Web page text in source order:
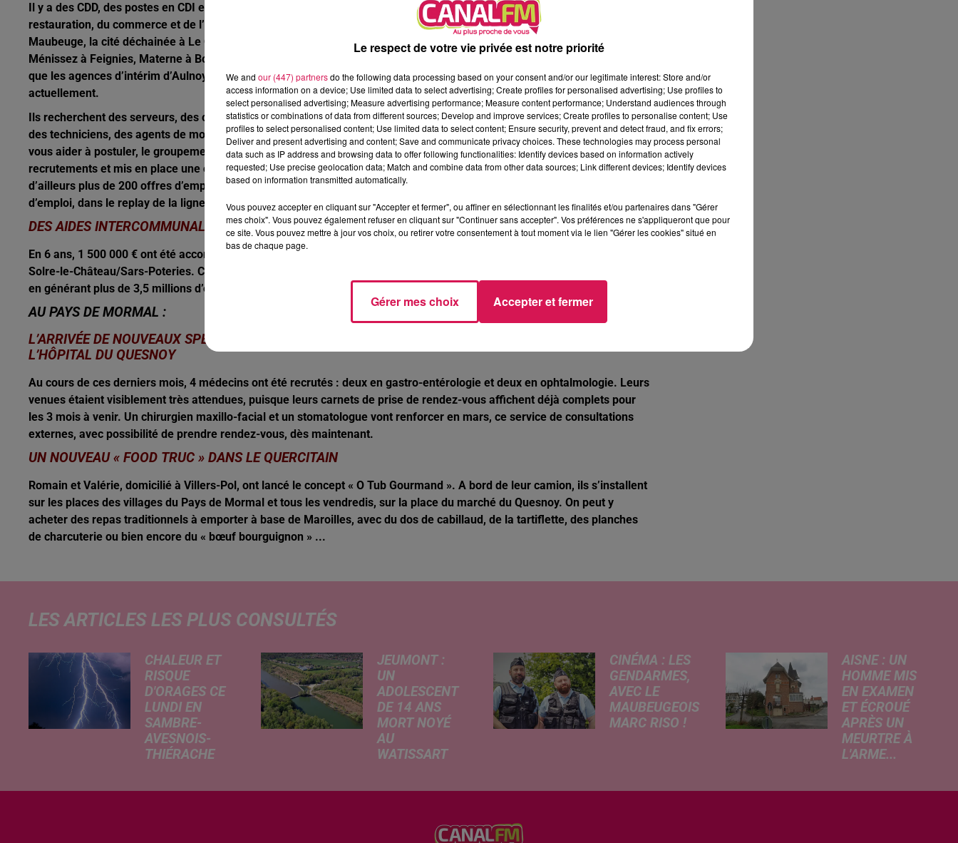
Il y a des CDD, des postes en CDI et de l’intérim dans tous les domaines, en particulier, dans les secteurs de la
restauration, du commerce et de l’industrie. Les enseignes Babou, Intersport Hautmont, les friteries de Paris à
Maubeuge, la cité déchainée à Le Quesnoy, Les centres de loisirs de Maubeuge, Le pavé de sars à Sars-Poteries, MCA,
Ménissez à Feignies, Materne à Boué, David à Guise, une entreprise d’emballage à Hirson, Eurocave à Fourmies, ainsi
que les agences d’intérim d’Aulnoye, de Maubeuge, d’Avesnes, de Fourmies, d’Hirson ou celles de Vervins recrutent
actuellement.
Ils recherchent des serveurs, des cuisiniers, des vendeurs, des tourneurs, des animateurs, des employés de logistique,
des techniciens, des agents de montage, des peintres, des couvreurs, des soudeurs et bien d’autres profils encore… Pour
vous aider à postuler, le groupement « Réussir en Sambre-Avesnois », qui accompagne les entreprises dans leurs
recrutements et mis en place une cellule de préparation des candidats. Chaque semaine, cette structure propose
d’ailleurs plus de 200 offres d’emploi à pourvoir immédiatement. Vous pouvez retrouver le détail de toutes ces offres
d’emploi, dans le replay de la ligne des auditeurs.
DES AIDES INTERCOMMUNALES EN FAVEUR DES ENTREPRISES DU CŒUR DE L’AVESNOIS
En 6 ans, 1 500 000 € ont été accordés aux artisans et commerçants des environs d’Avesnes, de Sains-du-Nord et de
Solre-le-Château/Sars-Poteries. Ces subventions ont permis de préserver et de créer plusieurs dizaines d’emplois, tout
en générant plus de 3,5 millions d’euros de travaux.
AU PAYS DE MORMAL :
L’ARRIVÉE DE NOUVEAUX SPÉCIALISTES POUR LE SERVICE DES CONSULTATIONS EXTERNES À
L’HÔPITAL DU QUESNOY
Au cours de ces derniers mois, 4 médecins ont été recrutés : deux en gastro-entérologie et deux en ophtalmologie. Leurs
venues étaient visiblement très attendues, puisque leurs carnets de prise de rendez-vous affichent déjà complets pour
les 3 mois à venir. Un chirurgien maxillo-facial et un stomatologue vont renforcer en mars, ce service de consultations
externes, avec possibilité de prendre rendez-vous, dès maintenant.
UN NOUVEAU « FOOD TRUC » DANS LE QUERCITAIN
Romain et Valérie, domicilié à Villers-Pol, ont lancé le concept « O Tub Gourmand ». A bord de leur camion, ils s’installent
sur les places des villages du Pays de Mormal et tous les vendredis, sur la place du marché du Quesnoy. On peut y
acheter des repas traditionnels à emporter à base de Maroilles, avec du dos de cabillaud, de la tartiflette, des planches
de charcuterie ou bien encore du « bœuf bourguignon » ...
LES ARTICLES LES PLUS CONSULTÉS
CHALEUR ET
RISQUE
D'ORAGES CE
LUNDI EN
SAMBRE-
AVESNOIS-
THIÉRACHE
typiquement
JEUMONT :
UN
ADOLESCENT
DE 14 ANS
MORT NOYÉ
AU
WATISSART
informations
lundi par nos
confrères de La
CINÉMA : LES
GENDARMES,
AVEC LE
MAUBEUGEOIS
MARC RISO !
de la célèbre bande
AISNE : UN
HOMME MIS
EN EXAMEN
ET ÉCROUÉ
APRÈS UN
MEURTRE À
L'ARME...
produit au cours
Le respect de votre vie privée est notre priorité
We and our (447) partnersdo the following data processing based on your consent and/or our legitimate interest: Store and/or
access information on a device; Use limited data to select advertising; Create profiles for personalised advertising; Use profiles to
select personalised advertising; Measure advertising performance; Measure content performance; Understand audiences through
statistics or combinations of data from different sources; Develop and improve services; Create profiles to personalise content; Use
profiles to select personalised content; Use limited data to select content; Ensure security, prevent and detect fraud, and fix errors;
Deliver and present advertising and content; Save and communicate privacy choices. These technologies may process personal
data such as IP address and browsing data to offer following functionalities: Identify devices based on information actively
requested; Use precise geolocation data; Match and combine data from other data sources; Link different devices; Identify devices
based on information transmitted automatically.
Vous pouvez accepter en cliquant sur "Accepter et fermer", ou affiner en sélectionnant les finalités et/ou partenaires dans "Gérer
mes choix". Vous pouvez également refuser en cliquant sur "Continuer sans accepter". Vos préférences ne s'appliqueront que pour
ce site. Vous pouvez mettre à jour vos choix, ou retirer votre consentement à tout moment via le lien "Gérer les cookies" situé en
bas de chaque page.
Gérer mes choix Accepter et fermer